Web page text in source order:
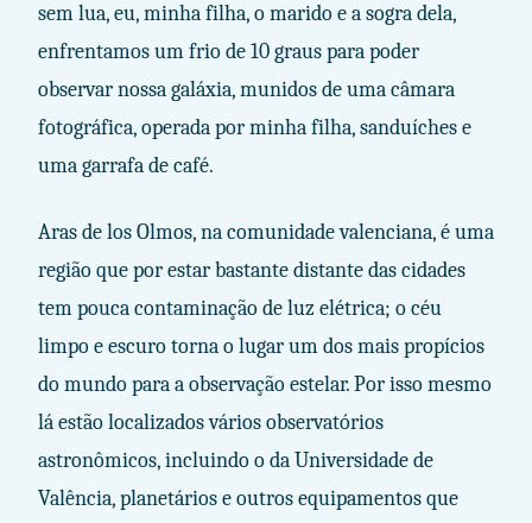
sem lua, eu, minha filha, o marido e a sogra dela,
enfrentamos um frio de 10 graus para poder
observar nossa galáxia, munidos de uma câmara
fotográfica, operada por minha filha, sanduíches e
uma garrafa de café.
Aras de los Olmos, na comunidade valenciana, é uma
região que por estar bastante distante das cidades
tem pouca contaminação de luz elétrica; o céu
limpo e escuro torna o lugar um dos mais propícios
do mundo para a observação estelar. Por isso mesmo
lá estão localizados vários observatórios
astronômicos, incluindo o da Universidade de
Valência, planetários e outros equipamentos que